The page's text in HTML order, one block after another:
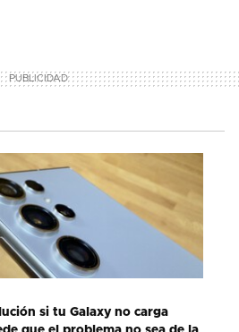
si tu Galaxy no carga